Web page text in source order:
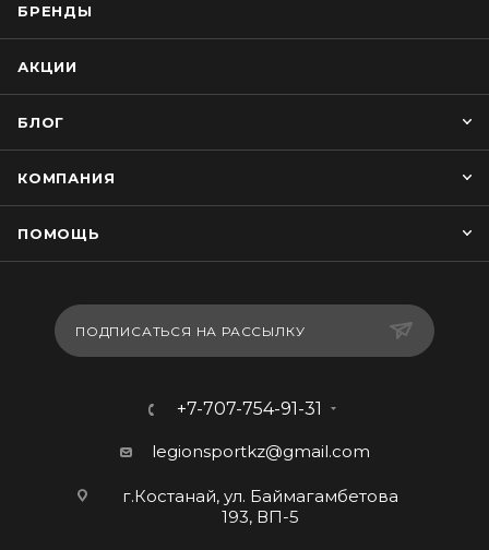
БРЕНДЫ
АКЦИИ
БЛОГ
КОМПАНИЯ
ПОМОЩЬ
ПОДПИСАТЬСЯ НА РАССЫЛКУ
+7-707-754-91-31
legionsportkz@gmail.com
г.Костанай, ул. Баймагамбетова
193, ВП-5